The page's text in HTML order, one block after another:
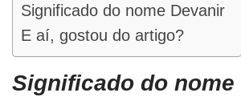
Significado do nome Devanir
E aí, gostou do artigo?
Significado do nome